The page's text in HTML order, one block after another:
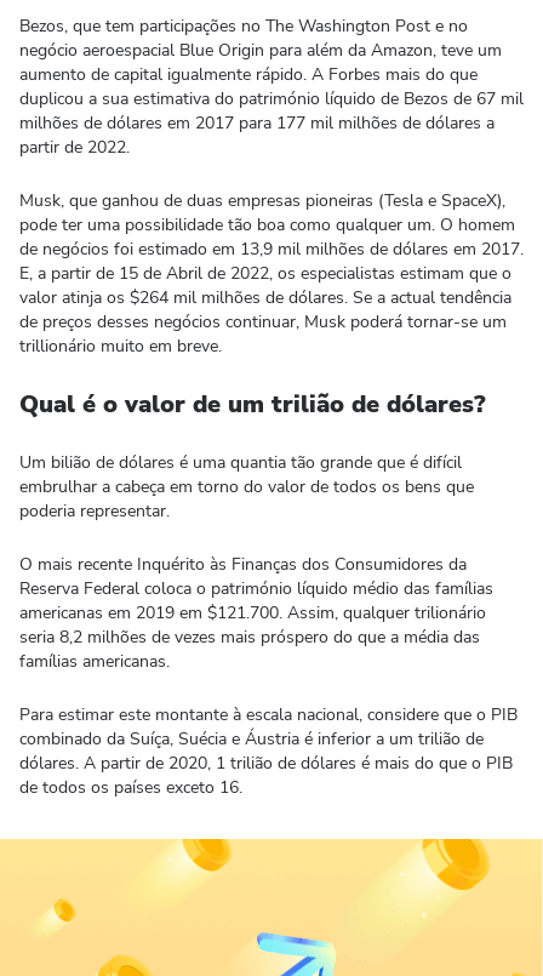
Bezos, que tem participações no The Washington Post e no
negócio aeroespacial Blue Origin para além da Amazon, teve um
aumento de capital igualmente rápido. A Forbes mais do que
duplicou a sua estimativa do património líquido de Bezos de 67 mil
milhões de dólares em 2017 para 177 mil milhões de dólares a
partir de 2022.
Musk, que ganhou de duas empresas pioneiras (Tesla e SpaceX),
pode ter uma possibilidade tão boa como qualquer um. O homem
de negócios foi estimado em 13,9 mil milhões de dólares em 2017.
E, a partir de 15 de Abril de 2022, os especialistas estimam que o
valor atinja os $264 mil milhões de dólares. Se a actual tendência
de preços desses negócios continuar, Musk poderá tornar-se um
trillionário muito em breve.
Qual é o valor de um trilião de dólares?
Um bilião de dólares é uma quantia tão grande que é difícil
embrulhar a cabeça em torno do valor de todos os bens que
poderia representar.
O mais recente Inquérito às Finanças dos Consumidores da
Reserva Federal coloca o património líquido médio das famílias
americanas em 2019 em $121.700. Assim, qualquer trilionário
seria 8,2 milhões de vezes mais próspero do que a média das
famílias americanas.
Para estimar este montante à escala nacional, considere que o PIB
combinado da Suíça, Suécia e Áustria é inferior a um trilião de
dólares. A partir de 2020, 1 trilião de dólares é mais do que o PIB
de todos os países exceto 16.